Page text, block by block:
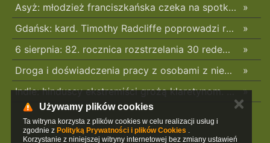
»
Asyż: młodzież franciszkańska czeka na spotkanie z Leonem XIV
»
Gdańsk: kard. Timothy Radcliffe poprowadzi rekolekcje podczas odpustu św. Dominika
»
6 sierpnia: 82. rocznica rozstrzelania 30 redemptorystów w czasie Rzezi Woli
»
Droga i doświadczenia pracy z osobami z niepełnosprawnościami – rozmowa z s. Anuaritą Ewą Tutką
»
Indie: hinduscy ekstremiści grożą klaretynom. „Macie siedem dni na opuszczenie tego miejsca
Używamy plików cookies
Ta witryna korzysta z plików cookies w celu realizacji usług i
zgodnie z Polityką Prywatności i plików Cookies .
Korzystanie z niniejszej witryny internetowej bez zmiany ustawień
✕